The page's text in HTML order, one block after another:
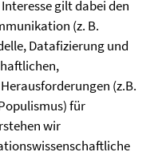
gilt dabei den
(z. B.
Datafizierung und
(z.B.
für
wir